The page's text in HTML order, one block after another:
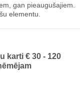
gan pieaugušajiem.
elementu.
karti € 30 - 120